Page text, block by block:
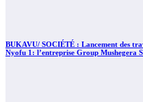
BUKAVU/ SOCIÉTÉ : Lancement des
Nyofu 1: l’entreprise Group Mushegera